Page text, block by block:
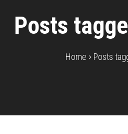
Posts
Home Posts